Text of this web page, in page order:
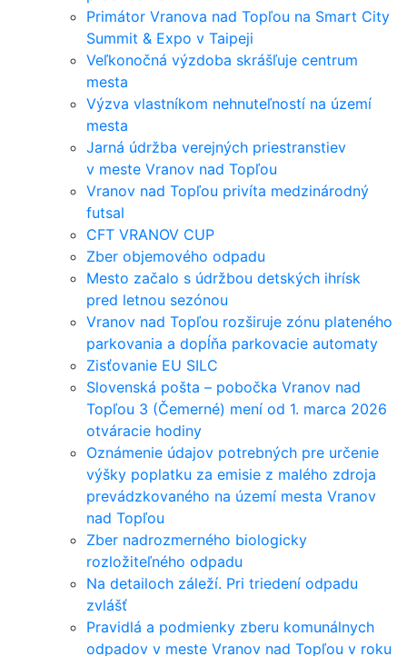
Primátor Vranova nad Topľou na Smart City
Summit & Expo v Taipeji
Veľkonočná výzdoba skrášľuje centrum
mesta
Výzva vlastníkom nehnuteľností na území
mesta
Jarná údržba verejných priestranstiev
v meste Vranov nad Topľou
Vranov nad Topľou privíta medzinárodný
futsal
CFT VRANOV CUP
Zber objemového odpadu
Mesto začalo s údržbou detských ihrísk
pred letnou sezónou
Vranov nad Topľou rozširuje zónu plateného
parkovania a dopĺňa parkovacie automaty
Zisťovanie EU SILC
Slovenská pošta – pobočka Vranov nad
Topľou 3 (Čemerné) mení od 1. marca 2026
otváracie hodiny
Oznámenie údajov potrebných pre určenie
výšky poplatku za emisie z malého zdroja
prevádzkovaného na území mesta Vranov
nad Topľou
Zber nadrozmerného biologicky
rozložiteľného odpadu
Na detailoch záleží. Pri triedení odpadu
zvlášť
Pravidlá a podmienky zberu komunálnych
odpadov v meste Vranov nad Topľou v roku